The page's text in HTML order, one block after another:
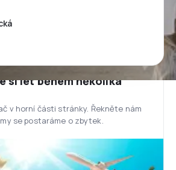
si let během několika
v horní části stránky. Řekněte nám
se postaráme o zbytek.